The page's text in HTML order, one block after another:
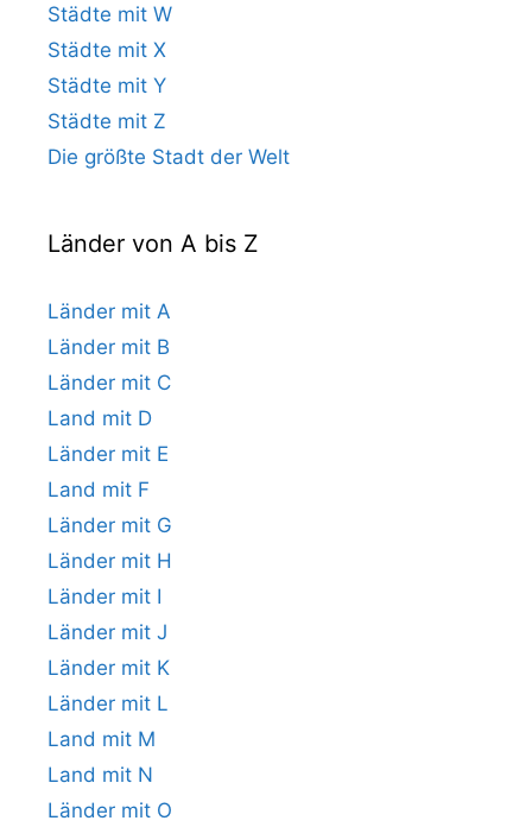
Städte mit W
Städte mit X
Städte mit Y
Städte mit Z
Die größte Stadt der Welt
Länder von A bis Z
Länder mit A
Länder mit B
Länder mit C
Land mit D
Länder mit E
Land mit F
Länder mit G
Länder mit H
Länder mit I
Länder mit J
Länder mit K
Länder mit L
Land mit M
Land mit N
Länder mit O